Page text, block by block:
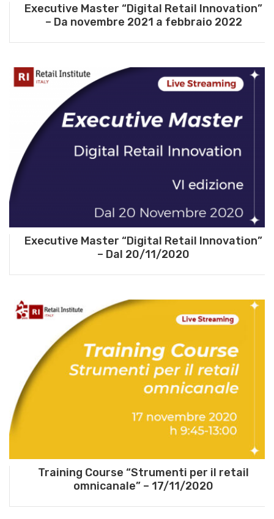
Executive Master “Digital Retail Innovation”
– Da novembre 2021 a febbraio 2022
Executive Master “Digital Retail Innovation”
– Dal 20/11/2020
Training Course “Strumenti per il retail
omnicanale” – 17/11/2020